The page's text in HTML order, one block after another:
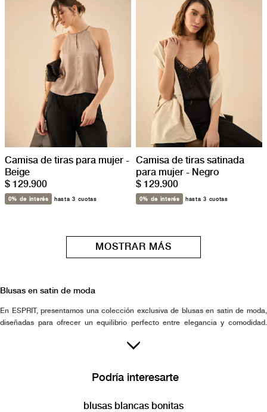
Camisa de tiras para mujer -
Beige
$ 129.900
0% de interés hasta 3 cuotas
Camisa de tiras satinada
para mujer - Negro
$ 129.900
0% de interés hasta 3 cuotas
MOSTRAR MÁS
Blusas en satin de moda
En ESPRIT, presentamos una colección exclusiva de blusas en satin de moda,
diseñadas para ofrecer un equilibrio perfecto entre elegancia y comodidad.
aprecian un estilo atemporal y con carácter, ideal para completar cualquier
momentos del día. Las blusas en satin de ESPRIT son piezas versátiles, acordes
activas y auténticas. Confía en ESPRIT para encontrar blusas que interiorizan
Podría interesarte
blusas blancas bonitas